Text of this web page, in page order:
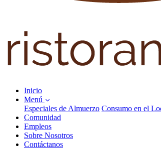
Inicio
Menú
Especiales de Almuerzo Consumo en el
Comunidad
Empleos
Sobre Nosotros
Contáctanos